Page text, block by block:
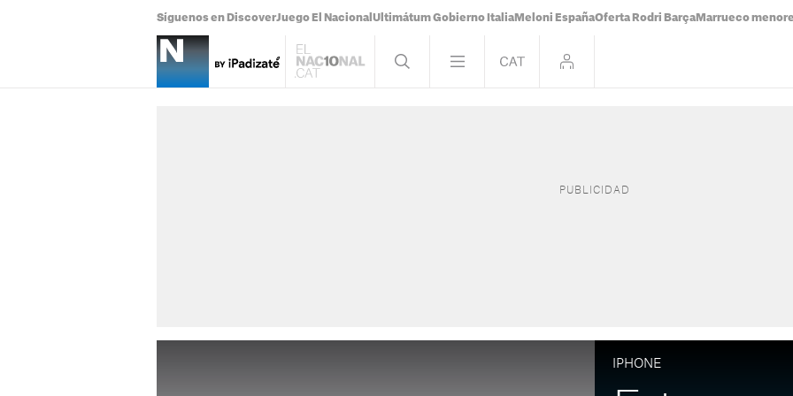
Síguenos en DiscoverJuego El Nacional Ultimátum Gobierno Italia Meloni EspañaOferta Rodri Barça Marrueco
IPHONE